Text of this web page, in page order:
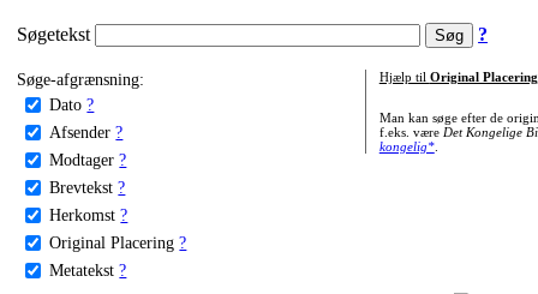
Søgetekst ?
Søge-afgrænsning:
Dato ?
Afsender ?
Modtager ?
Brevtekst ?
Herkomst ?
Original Placering ?
Metatekst ?
Hjælp til Original Placering
Man kan søge efter de
f.eks. være Det Kongelige
kongelig*.